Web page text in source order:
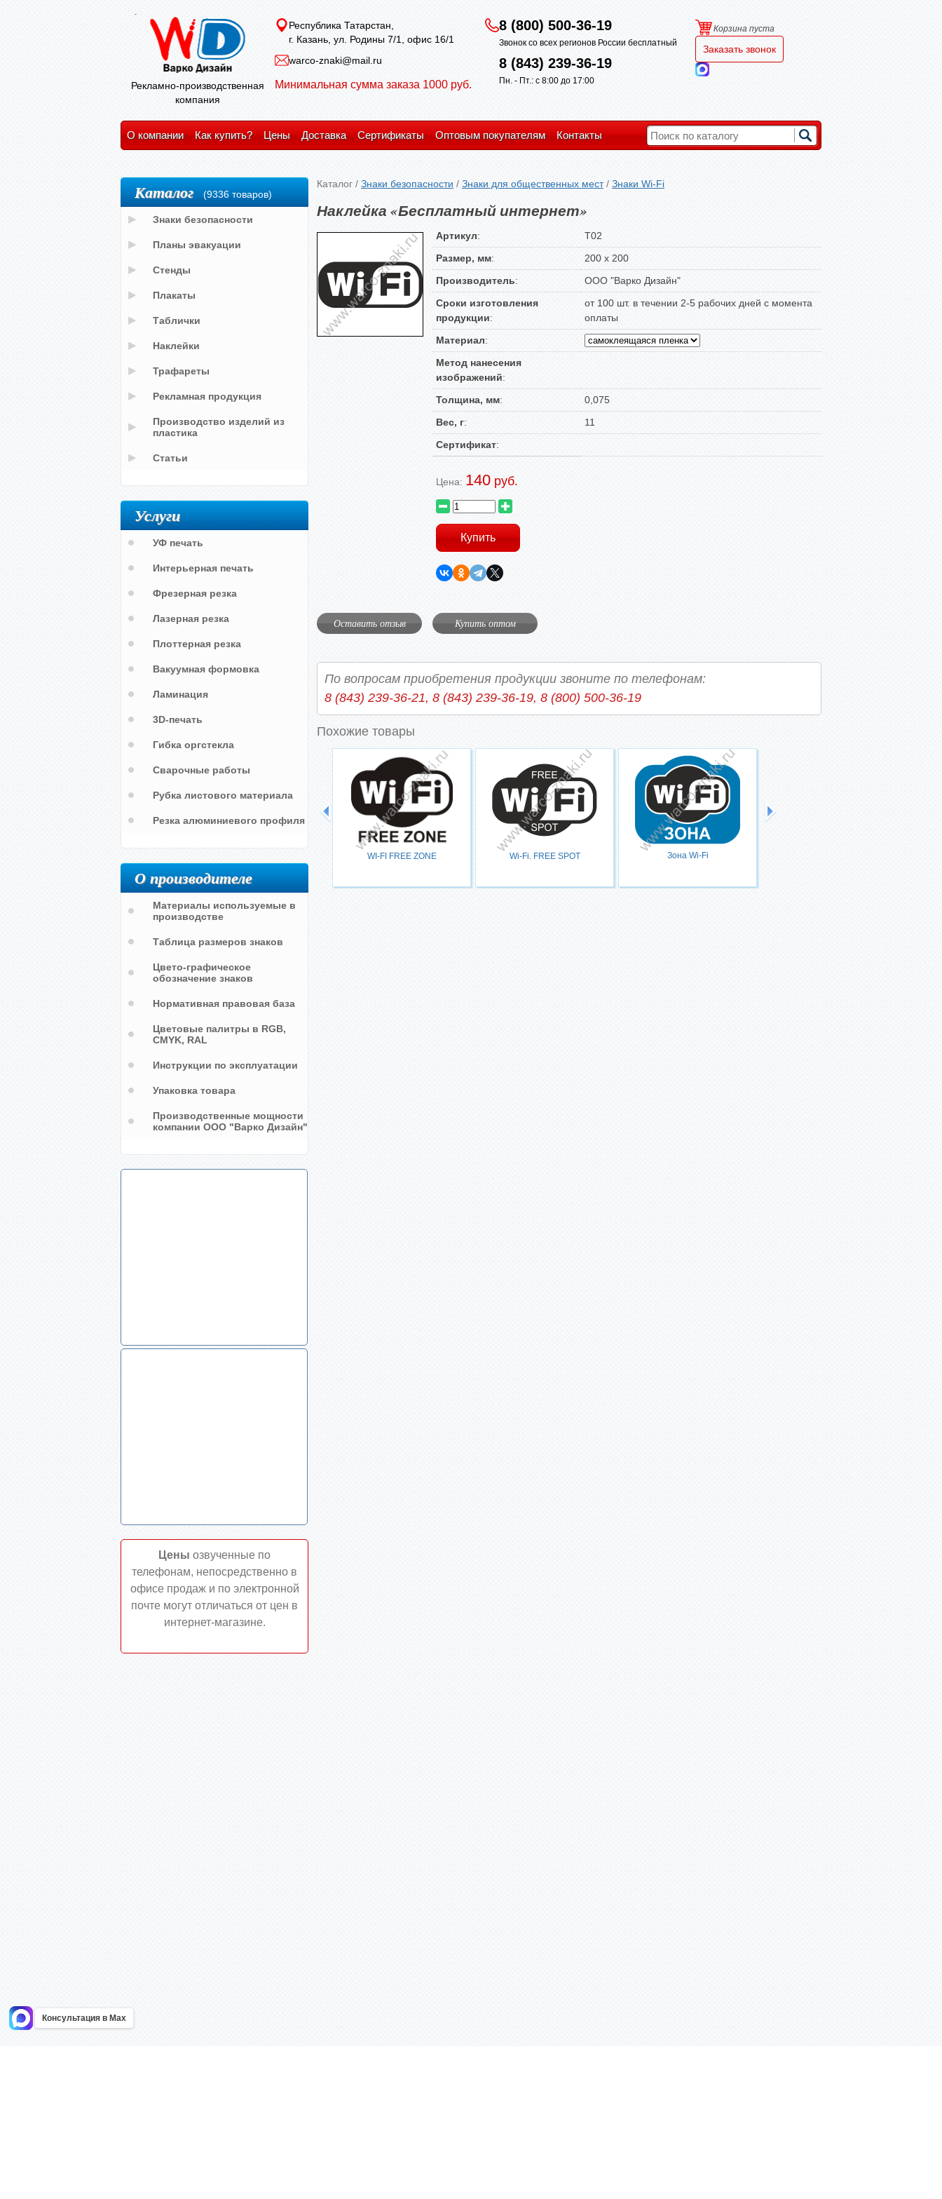
Рекламно-производственная
компания
Республика Татарстан,
г. Казань, ул. Родины 7/1, офис 16/1
warco-znaki@mail.ru
Минимальная сумма заказа 1000 руб.
8 (800) 500-36-19
Звонок со всех регионов России бесплатный
8 (843) 239-36-19
Пн. - Пт.: с 8:00 до 17:00
Корзина пуста
Заказать звонок
О компании Как купить? Цены Доставка Сертификаты Оптовым покупателям Контакты
Каталог / Знаки безопасности / Знаки для общественных мест/ Знаки Wi-Fi
Наклейка «Бесплатный интернет»
Артикул:
T02
Размер, мм:
200 х 200
Производитель:
ООО "Варко Дизайн"
Сроки изготовления
продукции:
от 100 шт. в течении 2-5 рабочих дней с момента
оплаты
Материал:
Метод нанесения
изображений:
Толщина, мм:
0,075
Вес, г:
11
Сертификат:
Цена: 140 руб.
Оставить отзыв Купить оптом
По вопросам приобретения продукции звоните по телефонам:
8 (843) 239-36-21, 8 (843) 239-36-19, 8 (800) 500-36-19
Похожие товары
WI-FI FREE ZONE Wi-Fi. FREE SPOT Зона Wi-Fi
Каталог (9336 товаров)
Знаки безопасности
Планы эвакуации
Стенды
Плакаты
Таблички
Наклейки
Трафареты
Рекламная продукция
Производство изделий из
пластика
Статьи
Услуги
УФ печать
Интерьерная печать
Фрезерная резка
Лазерная резка
Плоттерная резка
Вакуумная формовка
Ламинация
3D-печать
Гибка оргстекла
Сварочные работы
Рубка листового материала
Резка алюминиевого профиля
О производителе
Материалы используемые в
производстве
Таблица размеров знаков
Цвето-графическое
обозначение знаков
Нормативная правовая база
Цветовые палитры в RGB,
CMYK, RAL
Инструкции по эксплуатации
Упаковка товара
Производственные мощности
компании ООО "Варко Дизайн"
Цены озвученные по
телефонам, непосредственно в
офисе продаж и по электронной
почте могут отличаться от цен в
интернет-магазине.
Консультация в Max